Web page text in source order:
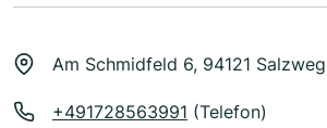
Am Schmidfeld 6, 94121 Salzweg
+491728563991 (Telefon)